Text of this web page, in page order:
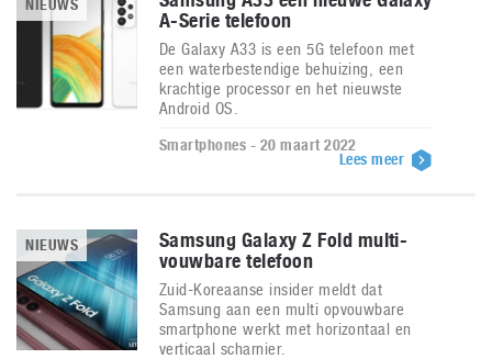
NIEUWS
A-Serie telefoon
De Galaxy A33 is een 5G telefoon met
een waterbestendige behuizing, een
krachtige processor en het nieuwste
Android OS.
Smartphones - 20 maart 2022
Lees meer
NIEUWS
Samsung Galaxy Z Fold multi-
vouwbare telefoon
Zuid-Koreaanse insider meldt dat
Samsung aan een multi opvouwbare
smartphone werkt met horizontaal en
verticaal scharnier.